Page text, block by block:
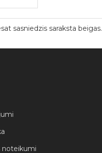
sasniedzis saraksta beigas.
noteikumi